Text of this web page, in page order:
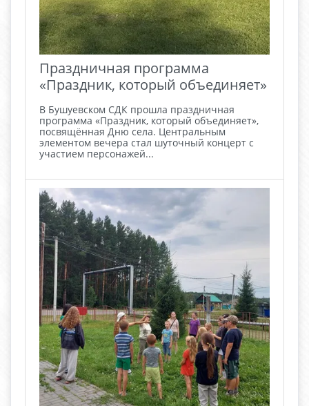
Праздничная программа
«Праздник, который объединяет»
В Бушуевском СДК прошла праздничная
программа «Праздник, который объединяет»,
посвящённая Дню села. Центральным
элементом вечера стал шуточный концерт с
участием персонажей...